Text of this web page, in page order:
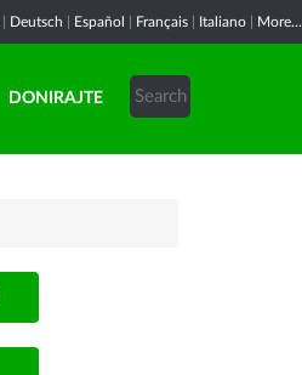
Deutsch Español Français Italiano More...
DONIRAJTE